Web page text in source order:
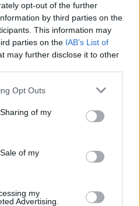
opt-out of the further
by third parties on the
This information may
parties on the IAB’s List of
may further disclose it to other
Opt Outs
of my
of my
my
Advertising.
10 ετών από την είσοδο
ΟΛΠ
στα 194,17 εκατ.
εκατ. και καθαρά